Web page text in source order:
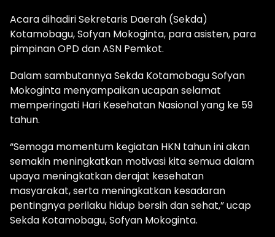
Acara dihadiri Sekretaris Daerah (Sekda)
Kotamobagu, Sofyan Mokoginta, para asisten, para
pimpinan OPD dan ASN Pemkot.
Dalam sambutannya Sekda Kotamobagu Sofyan
Mokoginta menyampaikan ucapan selamat
memperingati Hari Kesehatan Nasional yang ke 59
tahun.
“Semoga momentum kegiatan HKN tahun ini akan
semakin meningkatkan motivasi kita semua dalam
upaya meningkatkan derajat kesehatan
masyarakat, serta meningkatkan kesadaran
pentingnya perilaku hidup bersih dan sehat,” ucap
Sekda Kotamobagu, Sofyan Mokoginta.